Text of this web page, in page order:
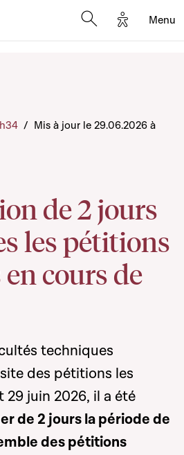
Options
Menu
de 2 jours
les pétitions
cours de
/ Mis à jour le 29.06.2026 à
techniques
des pétitions les
29 juin 2026, il a été
de 2 jours la période de
des pétitions